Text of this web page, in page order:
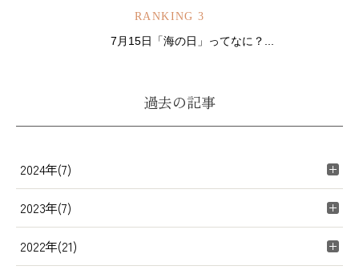
RANKING 3
7月15日「海の日」ってなに？...
過去の記事
2024年(7)
2023年(7)
2022年(21)